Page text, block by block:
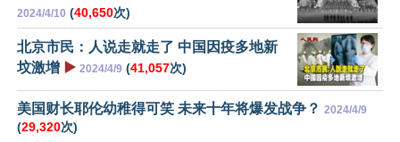
2024/4/10 (40,650次)
北京市民：人说走就走了 中国因疫多地新
坟激增 ▶️ 2024/4/9 (41,057次)
美国财长耶伦幼稚得可笑 未来十年将爆发战争？ 2024/4/9
(29,320次)